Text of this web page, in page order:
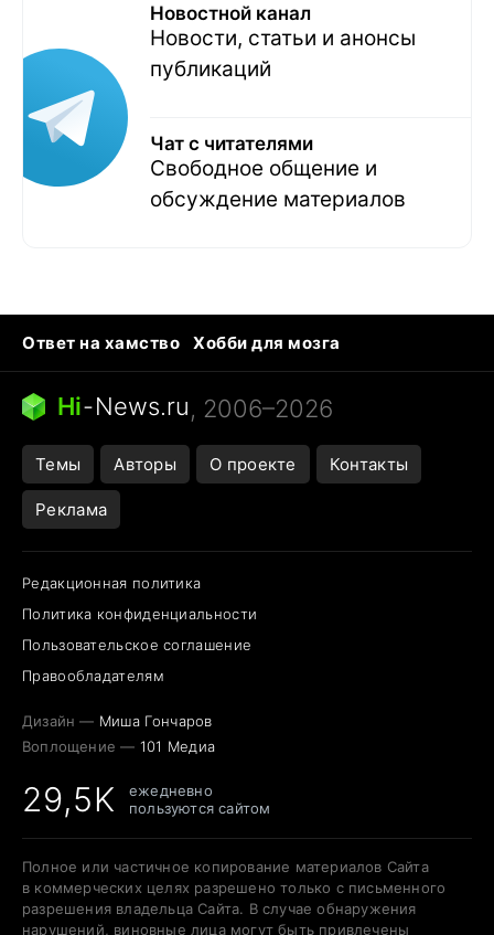
Новостной канал
Новости, статьи и анонсы
публикаций
Чат с читателями
Свободное общение и
обсуждение материалов
Ответ на хамство
Хобби для мозга
Бензин 100 и 95
Тунцы в океанариуме
Следующая пандемия
Hi-News.ru, 2006–2026
Темы Авторы О проекте Контакты
Реклама
Редакционная политика
Политика конфиденциальности
Пользовательское соглашение
Правообладателям
Дизайн — Миша Гончаров
Воплощение — 101 Медиа
29,5K
ежедневно
пользуются сайтом
Полное или частичное копирование материалов Сайта
в коммерческих целях разрешено только с письменного
разрешения владельца Сайта. В случае обнаружения
нарушений, виновные лица могут быть привлечены